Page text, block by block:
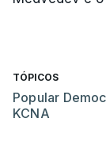
TÓPICOS
Popular
KCNA